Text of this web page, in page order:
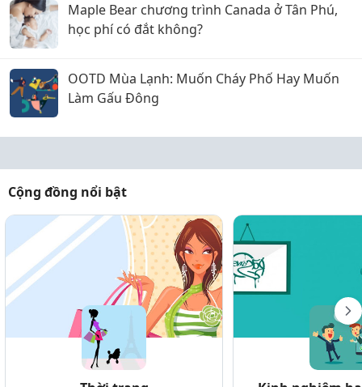
Maple Bear chương trình Canada ở Tân Phú,
học phí có đắt không?
OOTD Mùa Lạnh: Muốn Cháy Phố Hay Muốn
Làm Gấu Đông
Cộng đồng nổi bật